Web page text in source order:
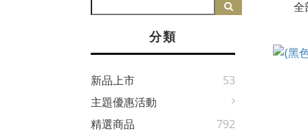
分類
新品上市
53
主題優惠活動
精選商品
792
全